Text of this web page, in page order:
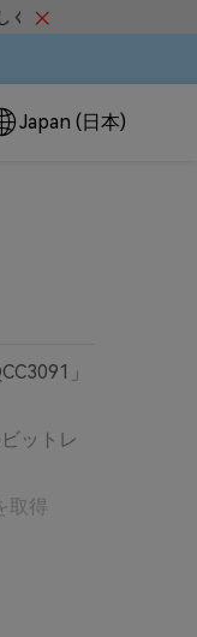
Clip 2専用イヤホンケ
Japan (日本)
」
ットレ
取得